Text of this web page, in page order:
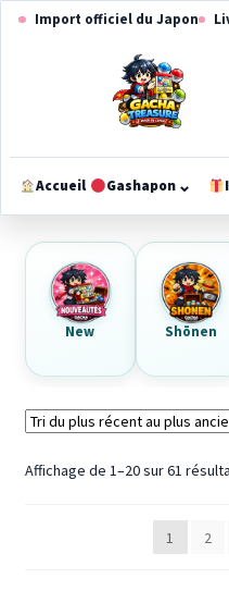
Aller
Aller Import officiel du Japon
Accueil Gashapon
Ouvrir
menu
⌄
New Shōnen
Affichage de 1–20 sur 61
1 2